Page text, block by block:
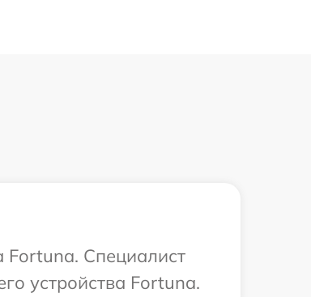
Fortuna. Специалист
устройства Fortuna.